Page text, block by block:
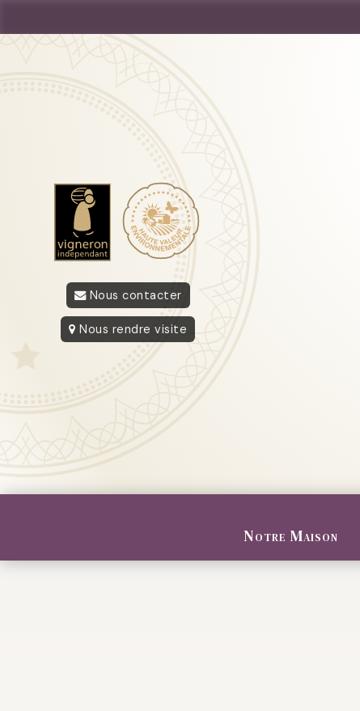
Nous contacter
Nous rendre visite
Notre Maison